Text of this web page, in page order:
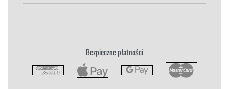
Płatność i Dostawa
Bezpieczne płatności